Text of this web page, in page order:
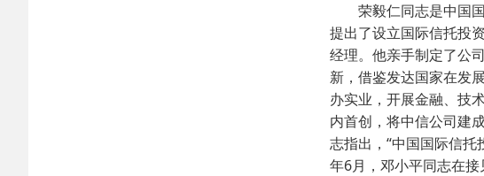
荣毅仁同志是中国国
提出了设立国际信托投
经理。他亲手制定了公
新，借鉴发达国家在发
办实业，开展金融、技
内首创，将中信公司建
志指出，“中国国际信
年6月，邓小平同志在